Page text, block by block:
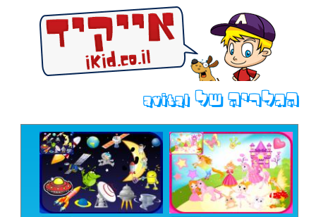
הגלריה של avital